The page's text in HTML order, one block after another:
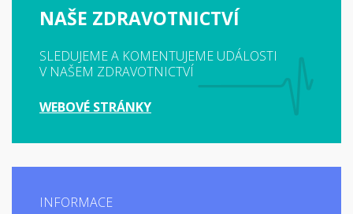
NAŠE ZDRAVOTNICTVÍ
SLEDUJEME A KOMENTUJEME UDÁLOSTI
V NAŠEM ZDRAVOTNICTVÍ
WEBOVÉ STRÁNKY
INFORMACE